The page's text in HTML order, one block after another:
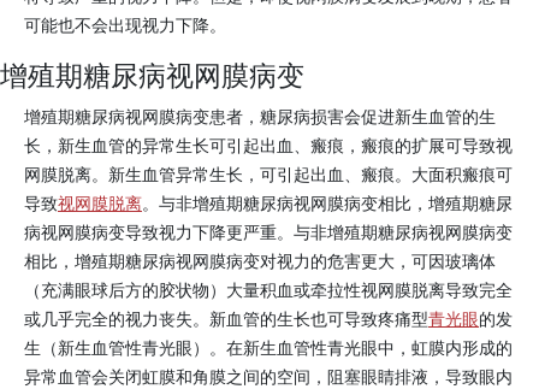
可能也不会出现视力下降。
增殖期糖尿病视网膜病变
增殖期糖尿病视网膜病变患者，糖尿病损害会促进新生血管的生
长，新生血管的异常生长可引起出血、瘢痕，瘢痕的扩展可导致视
网膜脱离。新生血管异常生长，可引起出血、瘢痕。大面积瘢痕可
导致视网膜脱离。与非增殖期糖尿病视网膜病变相比，增殖期糖尿
病视网膜病变导致视力下降更严重。与非增殖期糖尿病视网膜病变
相比，增殖期糖尿病视网膜病变对视力的危害更大，可因玻璃体
（充满眼球后方的胶状物）大量积血或牵拉性视网膜脱离导致完全
或几乎完全的视力丧失。新血管的生长也可导致疼痛型青光眼的发
生（新生血管性青光眼）。在新生血管性青光眼中，虹膜内形成的
异常血管会关闭虹膜和角膜之间的空间，阻塞眼睛排液，导致眼内